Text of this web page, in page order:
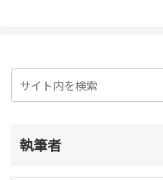
執筆者